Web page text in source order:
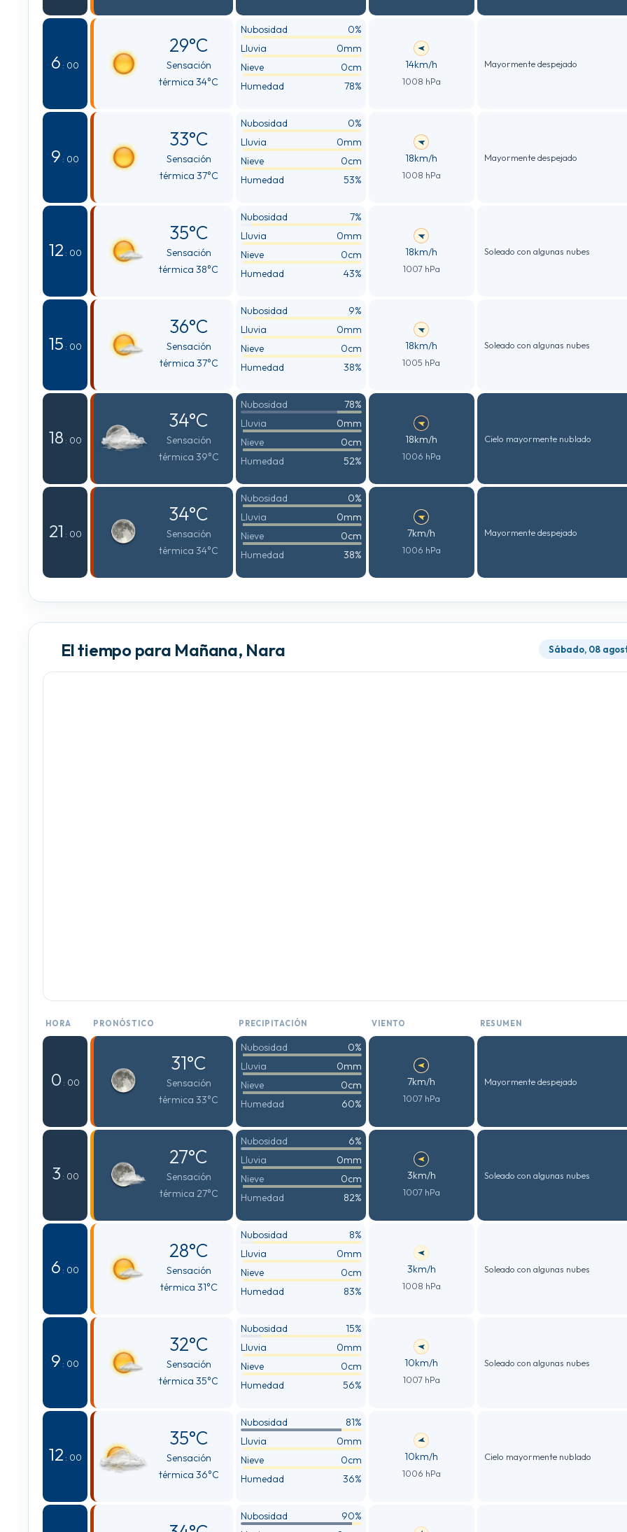
6 : 00
29°C
Sensación
térmica 34°C
Nubosidad
0%
Lluvia
0mm
Nieve
0cm
Humedad
78%
14km/h
1008 hPa
Mayormente despejado
9 : 00
33°C
Sensación
térmica 37°C
Nubosidad
0%
Lluvia
0mm
Nieve
0cm
Humedad
53%
18km/h
1008 hPa
Mayormente despejado
12 : 00
35°C
Sensación
térmica 38°C
Nubosidad
7%
Lluvia
0mm
Nieve
0cm
Humedad
43%
18km/h
1007 hPa
Soleado con algunas nubes
15 : 00
36°C
Sensación
térmica 37°C
Nubosidad
9%
Lluvia
0mm
Nieve
0cm
Humedad
38%
18km/h
1005 hPa
Soleado con algunas nubes
18 : 00
34°C
Sensación
térmica 39°C
Nubosidad
78%
Lluvia
0mm
Nieve
0cm
Humedad
52%
18km/h
1006 hPa
Cielo mayormente nublado
21 : 00
34°C
Sensación
térmica 34°C
Nubosidad
0%
Lluvia
0mm
Nieve
0cm
Humedad
38%
7km/h
1006 hPa
Mayormente despejado
El tiempo para Mañana, Nara Sábado, 08
HORA PRONÓSTICO PRECIPITACIÓN VIENTO RESUMEN
0 : 00
31°C
Sensación
térmica 33°C
Nubosidad
0%
Lluvia
0mm
Nieve
0cm
Humedad
60%
7km/h
1007 hPa
Mayormente despejado
3 : 00
27°C
Sensación
térmica 27°C
Nubosidad
6%
Lluvia
0mm
Nieve
0cm
Humedad
82%
3km/h
1007 hPa
Soleado con algunas nubes
6 : 00
28°C
Sensación
térmica 31°C
Nubosidad
8%
Lluvia
0mm
Nieve
0cm
Humedad
83%
3km/h
1008 hPa
Soleado con algunas nubes
9 : 00
32°C
Sensación
térmica 35°C
Nubosidad
15%
Lluvia
0mm
Nieve
0cm
Humedad
56%
10km/h
1007 hPa
Soleado con algunas nubes
12 : 00
35°C
Sensación
térmica 36°C
Nubosidad
81%
Lluvia
0mm
Nieve
0cm
Humedad
36%
10km/h
1006 hPa
Cielo mayormente nublado
Nubosidad
90%